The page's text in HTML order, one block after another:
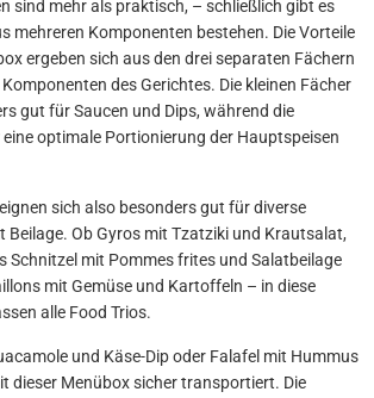
sind mehr als praktisch, – schließlich gibt es
mehreren Komponenten bestehen. Die Vorteile
ergeben sich aus den drei separaten Fächern
des Gerichtes. Die kleinen Fächer
gut für Saucen und Dips, während die
optimale Portionierung der Hauptspeisen
sich also besonders gut für diverse
Beilage. Ob Gyros mit Tzatziki und Krautsalat,
Schnitzel mit Pommes frites und Salatbeilage
mit Gemüse und Kartoffeln – in diese
alle Food Trios.
und Käse-Dip oder Falafel mit Hummus
dieser Menübox sicher transportiert. Die